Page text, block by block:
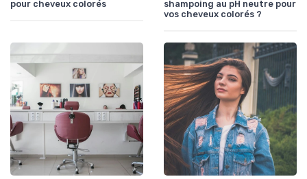
pour cheveux colorés
shampoing au pH neutre pour
vos cheveux colorés ?